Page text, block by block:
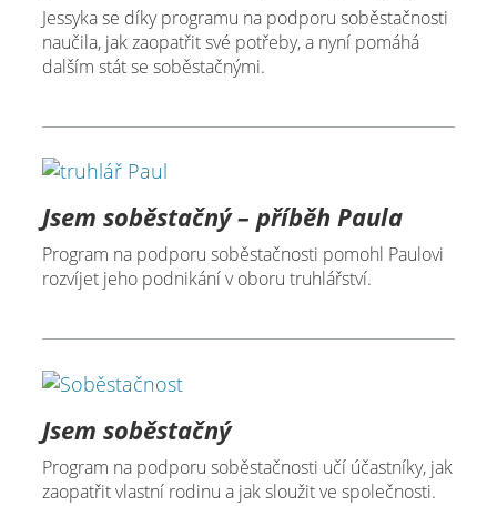
Jessyka se díky programu na podporu soběstačnosti
naučila, jak zaopatřit své potřeby, a nyní pomáhá
dalším stát se soběstačnými.​
Jsem soběstačný – příběh Paula
Program na podporu soběstačnosti pomohl Paulovi
rozvíjet jeho podnikání v oboru truhlářství.
Jsem soběstačný
Program na podporu soběstačnosti učí účastníky, jak
zaopatřit vlastní rodinu a jak sloužit ve společnosti.